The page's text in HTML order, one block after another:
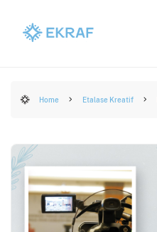
Home Etalase Kreatif